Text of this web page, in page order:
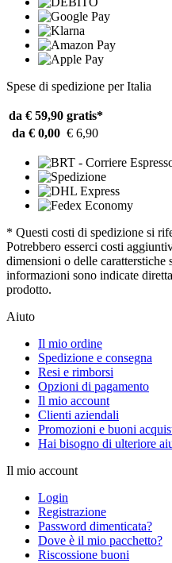
Spese di spedizione per Italia
da € 59,90 gratis*
da € 0,00 € 6,90
* Questi costi di spedizione si
Potrebbero esserci costi
dimensioni o delle
informazioni sono indicate
prodotto.
Aiuto
Il mio ordine
Spedizione e consegna
Resi e rimborsi
Opzioni di pagamento
Il mio account
Clienti aziendali
Promozioni e buoni
Hai bisogno di ulteriore
Il mio account
Login
Registrazione
Password dimenticata?
Dove è il mio pacchetto?
Riscossione buoni